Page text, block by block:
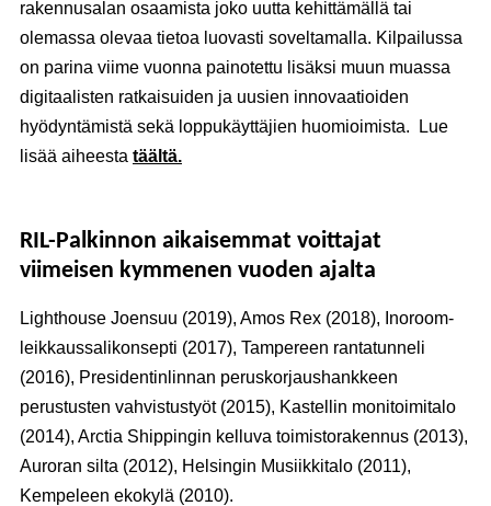
rakennusalan osaamista joko uutta kehittämällä tai
olemassa olevaa tietoa luovasti soveltamalla. Kilpailussa
on parina viime vuonna painotettu lisäksi muun muassa
digitaalisten ratkaisuiden ja uusien innovaatioiden
hyödyntämistä sekä loppukäyttäjien huomioimista. Lue
lisää aiheesta täältä.
RIL-Palkinnon aikaisemmat voittajat
viimeisen kymmenen vuoden ajalta
Lighthouse Joensuu (2019), Amos Rex (2018), Inoroom-
leikkaussalikonsepti (2017), Tampereen rantatunneli
(2016), Presidentinlinnan peruskorjaushankkeen
perustusten vahvistustyöt (2015), Kastellin monitoimitalo
(2014), Arctia Shippingin kelluva toimistorakennus (2013),
Auroran silta (2012), Helsingin Musiikkitalo (2011),
Kempeleen ekokylä (2010).